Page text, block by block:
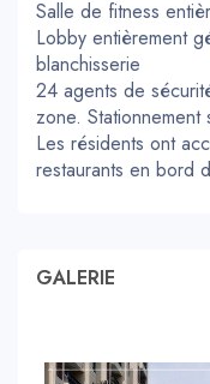
Salle de fitness
Lobby entièrement
blanchisserie
24 agents de
zone. Stationnement
Les résidents ont
restaurants en bord
GALERIE